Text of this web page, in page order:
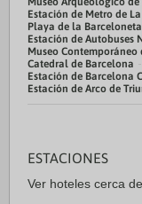
Estación de Metro de
Playa de la Barceloneta
Estación de Autobuses
Museo Contemporáneo
Catedral de Barcelona
Estación de Barcelona
Estación de Arco de
ESTACIONES
Ver hoteles cerca